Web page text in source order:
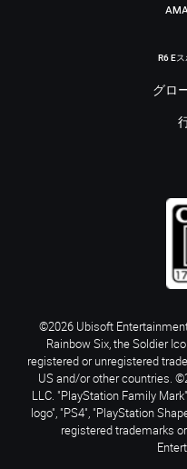
R6 E
グロ
©2026 Ubisoft
Rainbow Six, the Soldier
registered or unregistered
US and/or other countries.
LLC. "PlayStation Family
logo", "PS4", "PlayStation
registered trademarks